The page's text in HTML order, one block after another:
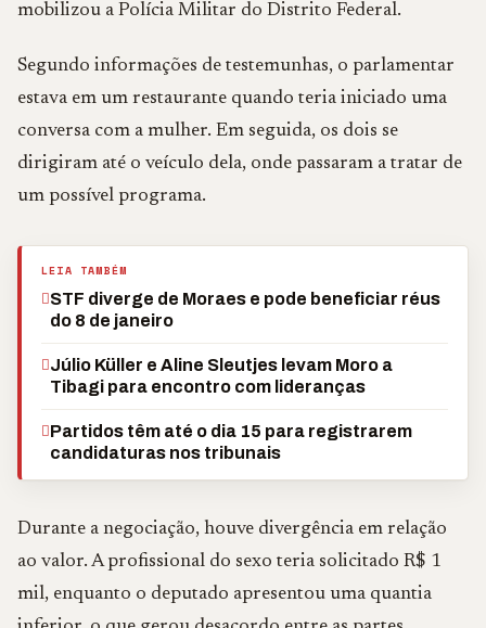
mobilizou a Polícia Militar do Distrito Federal.
Segundo informações de testemunhas, o parlamentar
estava em um restaurante quando teria iniciado uma
conversa com a mulher. Em seguida, os dois se
dirigiram até o veículo dela, onde passaram a tratar de
um possível programa.
LEIA TAMBÉM
STF diverge de Moraes e pode beneficiar réus
do 8 de janeiro
Júlio Küller e Aline Sleutjes levam Moro a
Tibagi para encontro com lideranças
Partidos têm até o dia 15 para registrarem
candidaturas nos tribunais
Durante a negociação, houve divergência em relação
ao valor. A profissional do sexo teria solicitado R$ 1
mil, enquanto o deputado apresentou uma quantia